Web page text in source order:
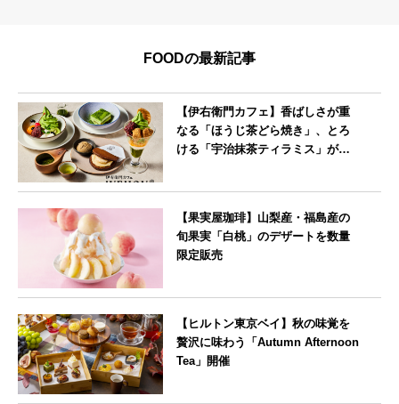
FOODの最新記事
【伊右衛門カフェ】香ばしさが重
なる「ほうじ茶どら焼き」、とろ
ける「宇治抹茶ティラミス」が新
【果実屋珈琲】山梨産・福島産の
旬果実「白桃」のデザートを数量
限定販売
【ヒルトン東京ベイ】秋の味覚を
贅沢に味わう「Autumn Afternoon
Tea」開催